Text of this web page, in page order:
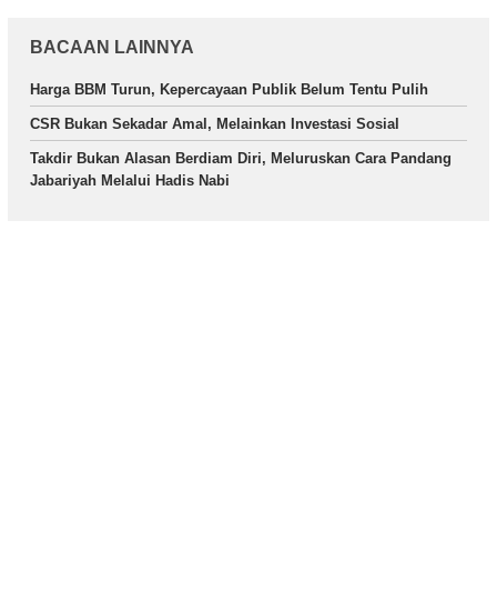
BACAAN LAINNYA
Harga BBM Turun, Kepercayaan Publik Belum Tentu Pulih
CSR Bukan Sekadar Amal, Melainkan Investasi Sosial
Takdir Bukan Alasan Berdiam Diri, Meluruskan Cara Pandang
Jabariyah Melalui Hadis Nabi